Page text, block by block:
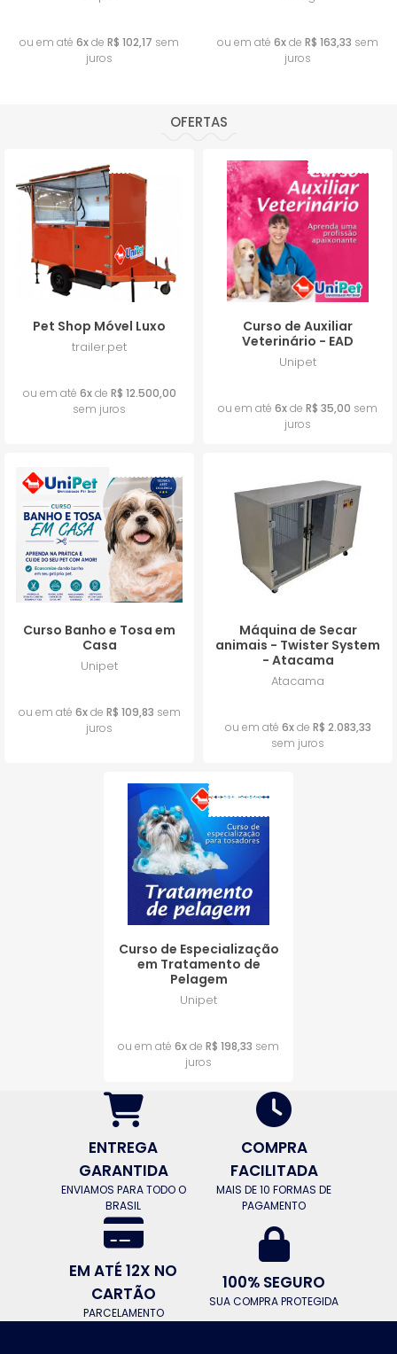
ou em até 6xde R$ 102,17 sem
juros
ou em até 6xde R$ 163,33 sem
juros
OFERTAS
Pet Shop Móvel Luxo
trailer.pet
ou em até 6xde R$ 12.500,00
sem juros
Curso de Auxiliar
Veterinário - EAD
Unipet
ou em até 6xde R$ 35,00 sem
juros
Curso Banho e Tosa em
Casa
Unipet
ou em até 6xde R$ 109,83 sem
juros
Máquina de Secar
animais - Twister System
- Atacama
Atacama
ou em até 6xde R$ 2.083,33
sem juros
Curso de Especialização
em Tratamento de
Pelagem
Unipet
ou em até 6xde R$ 198,33 sem
juros
ENTREGA
GARANTIDA
ENVIAMOS PARA TODO O
BRASIL
COMPRA
FACILITADA
MAIS DE 10 FORMAS DE
PAGAMENTO
EM ATÉ 12X NO
CARTÃO
PARCELAMENTO
100% SEGURO
SUA COMPRA PROTEGIDA